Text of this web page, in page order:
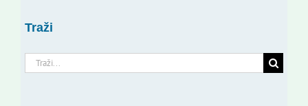
Traži
Traži...